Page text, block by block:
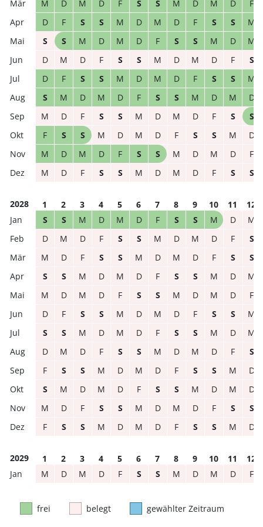
M
D M D F S S M D M D
F
D
F S S M D M D F S S
M
S
S M D M D F S S M D
M
D
M D F S S M D M D F
S
D
F S S M D M D F S S
M
S
M D M D F S S M D M
D
M
D F S S M D M D F S
S
F
S S M D M D F S S M
D
M
D M D F S S M D M D
F
M
D F S S M D M D F S S
2028 1 2 3 4 5 6 7 8 9 10 11
12
S
S M D M D F S S M D
M
D
M D F S S M D M D F
S
M
D F S S M D M D F S
S
S
S M D M D F S S M D
M
M
D M D F S S M D M D
F
D
F S S M D M D F S S
M
S
S M D M D F S S M D
M
D
M D F S S M D M D F
S
F
S S M D M D F S S M
D
S
M D M D F S S M D M
D
M
D F S S M D M D F S
S
F
S S M D M D F S S M D
2029 1 2 3 4 5 6 7 8 9 10 11
12
M
D M D F S S M D M D F
frei belegt gewählter Zeitraum